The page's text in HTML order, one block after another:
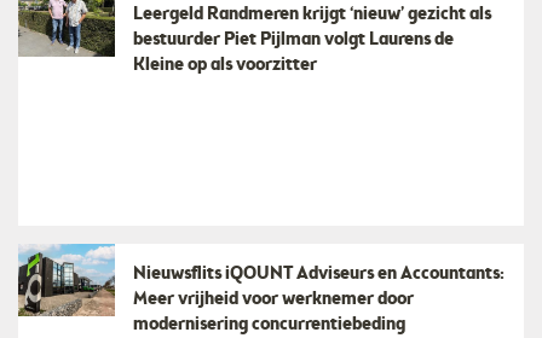
Leergeld Randmeren krijgt ‘nieuw’ gezicht als
bestuurder Piet Pijlman volgt Laurens de
Kleine op als voorzitter
Nieuwsflits iQOUNT Adviseurs en Accountants:
Meer vrijheid voor werknemer door
modernisering concurrentiebeding